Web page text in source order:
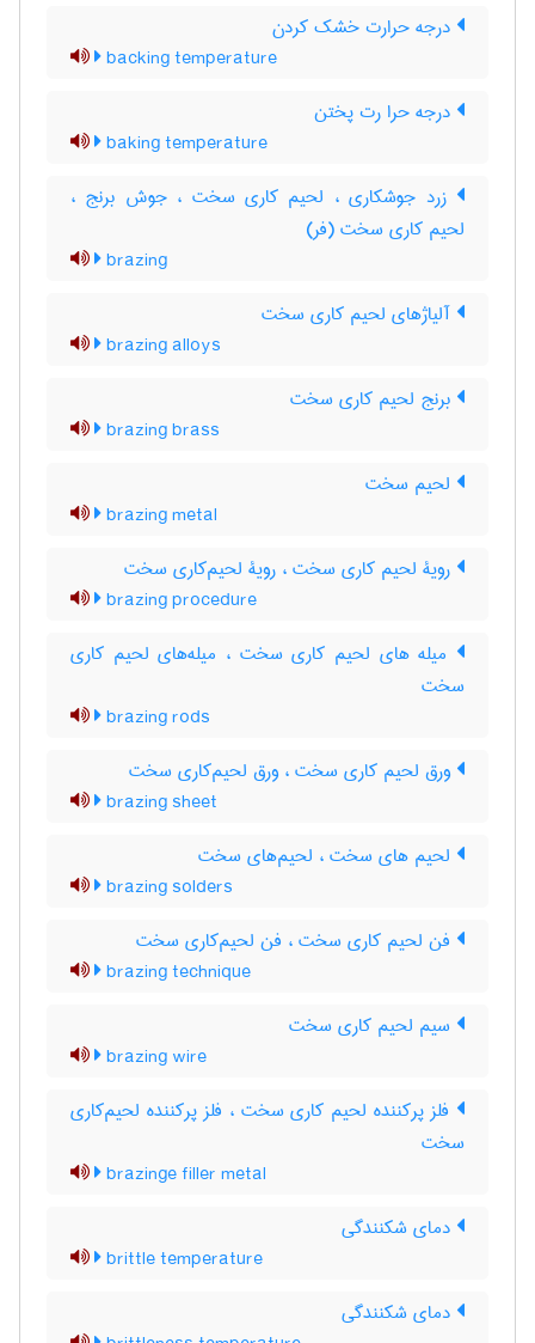
درجه حرارت خشک کردن
backing temperature
درجه حرا رت پختن
baking temperature
زرد جوشکاری ، لحیم کاری سخت ، جوش برنج ،
لحیم کاری سخت (فر)
brazing
آلیاژهای لحیم کاری سخت
brazing alloys
برنج لحیم کاری سخت
brazing brass
لحیم سخت
brazing metal
رویۀ لحیم کاری سخت ، رویۀ لحیم‌کاری سخت
brazing procedure
میله های لحیم کاری سخت ، میله‌های لحیم کاری
سخت
brazing rods
ورق لحیم کاری سخت ، ورق لحیم‌کاری سخت
brazing sheet
لحیم های سخت ، لحیم‌های سخت
brazing solders
فن لحیم کاری سخت ، فن لحیم‌کاری سخت
brazing technique
سیم لحیم کاری سخت
brazing wire
فلز پرکننده لحیم کاری سخت ، فلز پرکننده لحیم‌کاری
سخت
brazinge filler metal
دمای شکنندگی
brittle temperature
دمای شکنندگی